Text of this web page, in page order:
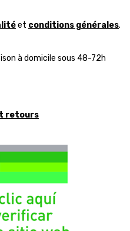
et conditions générales.
à domicile sous 48-72h
retours